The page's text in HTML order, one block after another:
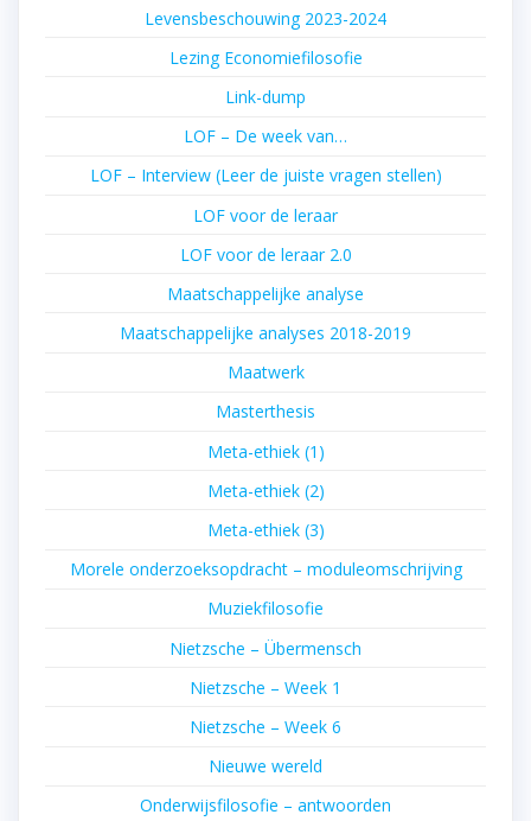
Levensbeschouwing 2023-2024
Lezing Economiefilosofie
Link-dump
LOF – De week van…
LOF – Interview (Leer de juiste vragen stellen)
LOF voor de leraar
LOF voor de leraar 2.0
Maatschappelijke analyse
Maatschappelijke analyses 2018-2019
Maatwerk
Masterthesis
Meta-ethiek (1)
Meta-ethiek (2)
Meta-ethiek (3)
Morele onderzoeksopdracht – moduleomschrijving
Muziekfilosofie
Nietzsche – Übermensch
Nietzsche – Week 1
Nietzsche – Week 6
Nieuwe wereld
Onderwijsfilosofie – antwoorden